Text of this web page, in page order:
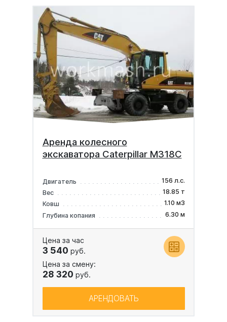
Аренда колесного
экскаватора Caterpillar M318C
Двигатель
156 л.с.
Вес
18.85 т
Ковш
1.10 м3
Глубина копания
6.30 м
Цена за час
3 540 руб.
Цена за смену:
28 320 руб.
АРЕНДОВАТЬ